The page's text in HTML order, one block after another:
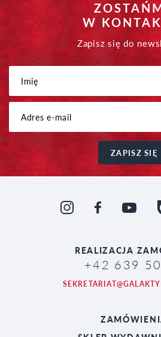
W
Zapisz się do
ZAPISZ SIĘ
REALIZACJA
+42 639